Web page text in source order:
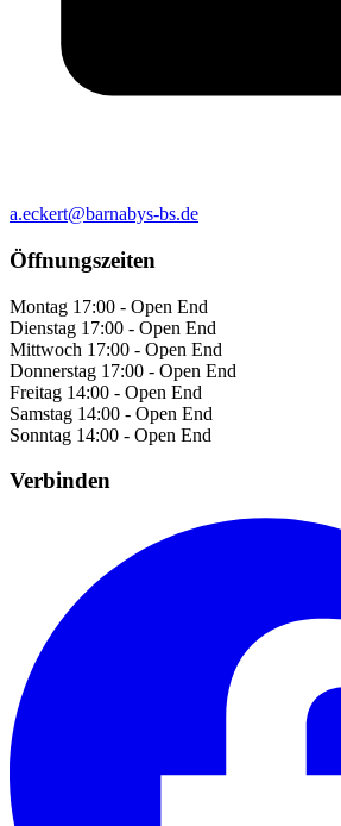
a.eckert@barnabys-bs.de
Öffnungszeiten
Montag 17:00 - Open End
Dienstag 17:00 - Open End
Mittwoch 17:00 - Open End
Donnerstag 17:00 - Open End
Freitag 14:00 - Open End
Samstag 14:00 - Open End
Sonntag 14:00 - Open End
Verbinden